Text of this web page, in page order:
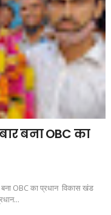
बना OBC का
बना OBC का प्रधान विकास खंड